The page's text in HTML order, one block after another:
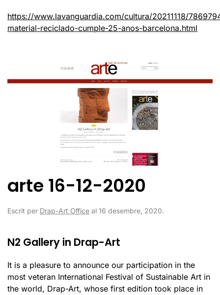
https://www.lavanguardia.com/cultura/20211118/
material-reciclado-cumple-25-anos-barcelona.html
arte 16-12-2020
Escrit per Drap-Art Office al 16 desembre, 2020.
N2 Gallery in Drap-Art
It is a pleasure to announce our participation in the
most veteran International Festival of Sustainable Art in
the world, Drap-Art, whose first edition took place in